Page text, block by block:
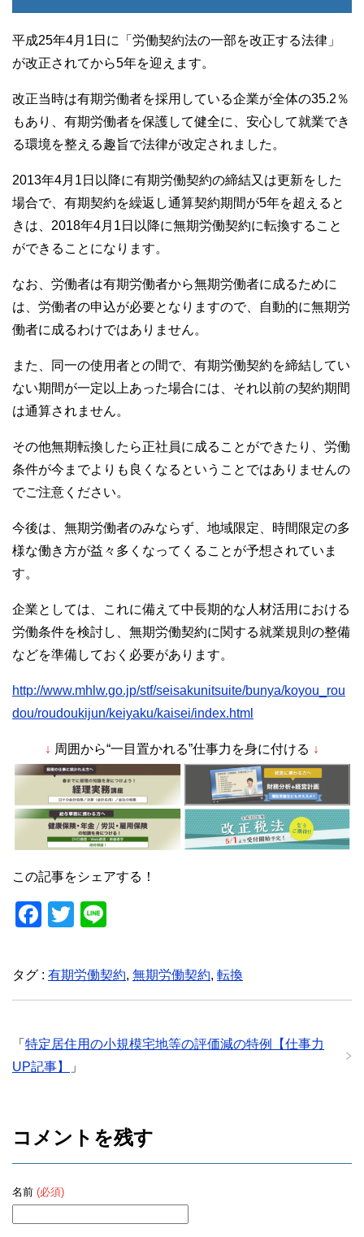
平成25年4月1日に「労働契約法の一部を改正する法律」
が改正されてから5年を迎えます。
改正当時は有期労働者を採用している企業が全体の35.2％
もあり、有期労働者を保護して健全に、安心して就業でき
る環境を整える趣旨で法律が改定されました。
2013年4月1日以降に有期労働契約の締結又は更新をした
場合で、有期契約を繰返し通算契約期間が5年を超えると
きは、2018年4月1日以降に無期労働契約に転換すること
ができることになります。
なお、労働者は有期労働者から無期労働者に成るために
は、労働者の申込が必要となりますので、自動的に無期労
働者に成るわけではありません。
また、同一の使用者との間で、有期労働契約を締結してい
ない期間が一定以上あった場合には、それ以前の契約期間
は通算されません。
その他無期転換したら正社員に成ることができたり、労働
条件が今までよりも良くなるということではありませんの
でご注意ください。
今後は、無期労働者のみならず、地域限定、時間限定の多
様な働き方が益々多くなってくることが予想されていま
す。
企業としては、これに備えて中長期的な人材活用における
労働条件を検討し、無期労働契約に関する就業規則の整備
などを準備しておく必要があります。
http://www.mhlw.go.jp/stf/seisakunitsuite/bunya/koyou_rou
dou/roudoukijun/keiyaku/kaisei/index.html
↓ 周囲から“一目置かれる”仕事力を身に付ける ↓
この記事をシェアする！
F
c
e
o
o
T
tt
er
e
タグ : 有期労働契約, 無期労働契約, 転換
「 特定居住用の小規模宅地等の評価減の特例【仕事力
UP記事】
」
コメントを残す
名前 (必須)